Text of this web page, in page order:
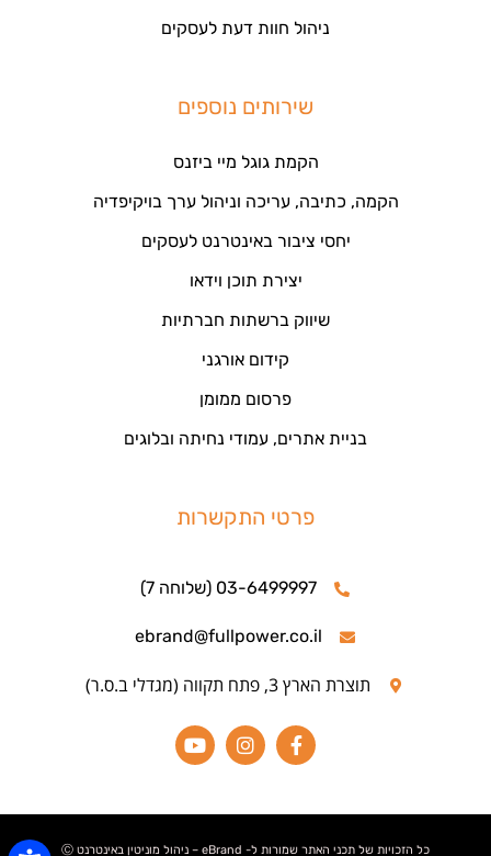
ניהול חוות דעת לעסקים
שירותים נוספים
הקמת גוגל מיי ביזנס
הקמה, כתיבה, עריכה וניהול ערך בויקיפדיה
יחסי ציבור באינטרנט לעסקים
יצירת תוכן וידאו
שיווק ברשתות חברתיות
קידום אורגני
פרסום ממומן
בניית אתרים, עמודי נחיתה ובלוגים
פרטי התקשרות
03-6499997 (שלוחה 7)
ebrand@fullpower.co.il
תוצרת הארץ 3, פתח תקווה (מגדלי ב.ס.ר)
כל הזכויות של תכני האתר שמורות ל- eBrand – ניהול מוניטין באינטרנט Ⓒ